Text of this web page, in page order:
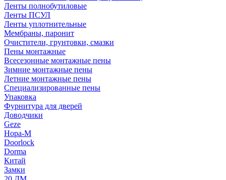
Ленты полнобутиловые
Ленты ПСУЛ
Ленты уплотнительные
Мембраны, паронит
Очистители, грунтовки, смазки
Пены монтажные
Всесезонные монтажные пены
Зимние монтажные пены
Летние монтажные пены
Специализированные пены
Упаковка
Фурнитура для дверей
Доводчики
Geze
Нора-М
Doorlock
Dorma
Китай
Замки